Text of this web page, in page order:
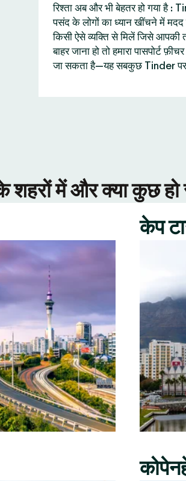
रिश्ता अब और भी बेहतर हो गया है
पसंद के लोगों का ध्यान खींचने में
किसी ऐसे व्यक्ति से मिलें जिसे
बाहर जाना हो तो हमारा
जा सकता है—यह सबकुछ Tinder
में और क्या कुछ हो
केप